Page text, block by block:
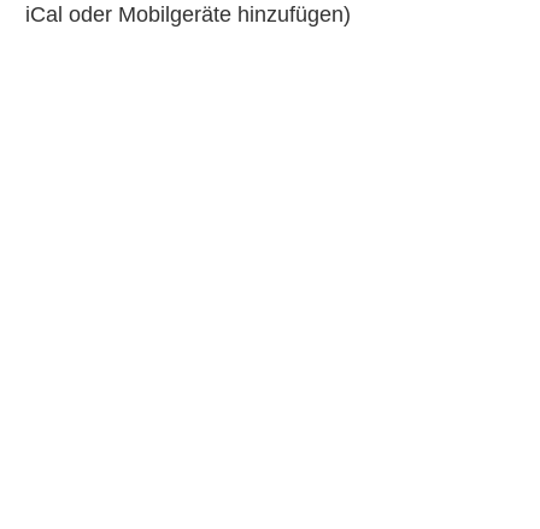
iCal oder Mobilgeräte hinzufügen)